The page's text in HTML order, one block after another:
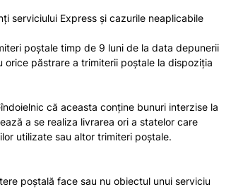
serviciului Express şi cazurile neaplicabile
poştale timp de 9 luni de la data depunerii
orice păstrare a trimiterii poștale la dispoziția
că aceasta conţine bunuri interzise la
a se realiza livrarea ori a statelor care
utilizate sau altor trimiteri poştale.
poștală face sau nu obiectul unui serviciu